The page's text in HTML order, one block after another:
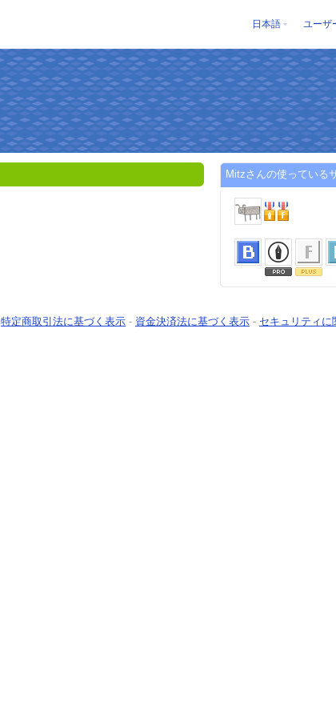
日本語 ユーザ
Mitzさんの使っている
特定商取引法に基づく表示 - 資金決済法に基づく表示 - セキュリティに